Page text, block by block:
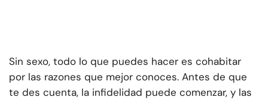
Sin sexo, todo lo que puedes hacer es cohabitar
por las razones que mejor conoces. Antes de que
te des cuenta, la infidelidad puede comenzar, y las